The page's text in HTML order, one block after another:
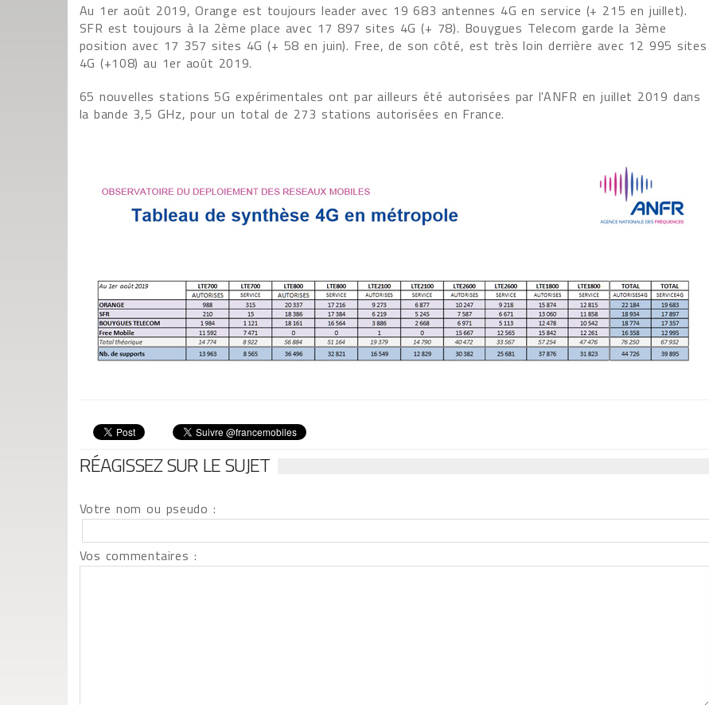
Au 1er août 2019, Orange est toujours leader avec 19 683 antennes 4G en service (+ 215 en juillet).
SFR est toujours à la 2ème place avec 17 897 sites 4G (+ 78). Bouygues Telecom garde la 3ème
position avec 17 357 sites 4G (+ 58 en juin). Free, de son côté, est très loin derrière avec 12 995 sites
4G (+108) au 1er août 2019.
65 nouvelles stations 5G expérimentales ont par ailleurs été autorisées par l'ANFR en juillet 2019 dans
la bande 3,5 GHz, pour un total de 273 stations autorisées en France.
RÉAGISSEZ SUR LE SUJET
Votre nom ou pseudo :
Vos commentaires :